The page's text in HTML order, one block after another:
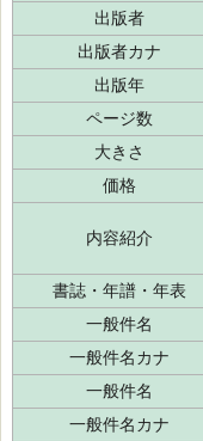
出版者
出版者カナ
出版年
ページ数
大きさ
価格
内容紹介
書誌・年譜・年表
一般件名
一般件名カナ
一般件名
一般件名カナ